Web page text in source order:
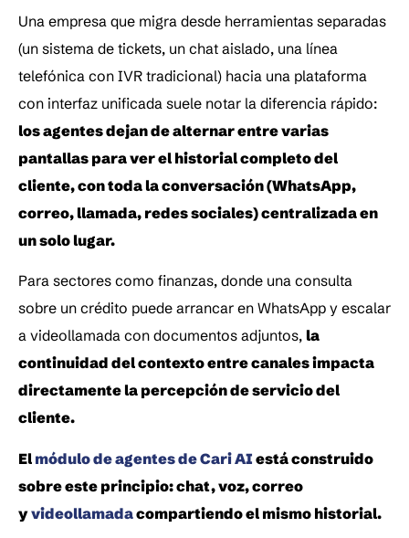
Una empresa que migra desde herramientas separadas
(un sistema de tickets, un chat aislado, una línea
telefónica con IVR tradicional) hacia una plataforma
con interfaz unificada suele notar la diferencia rápido:
los agentes dejan de alternar entre varias
pantallas para ver el historial completo del
cliente, con toda la conversación (WhatsApp,
correo, llamada, redes sociales) centralizada en
un solo lugar.
Para sectores como finanzas, donde una consulta
sobre un crédito puede arrancar en WhatsApp y escalar
a videollamada con documentos adjuntos, la
continuidad del contexto entre canales impacta
directamente la percepción de servicio del
cliente.
El módulo de agentes de Cari AI está construido
sobre este principio: chat, voz, correo
y videollamada compartiendo el mismo historial.